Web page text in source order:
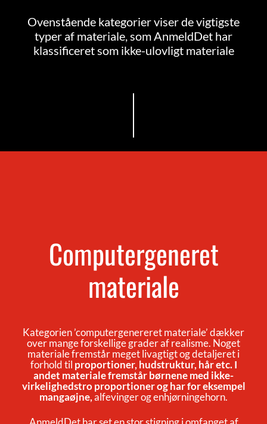
Ovenstående kategorier viser de vigtigste
typer af materiale, som AnmeldDet har
klassificeret som ikke-ulovligt materiale
Computergeneret
materiale
Kategorien ’computergenereret materiale’ dækker
over mange forskellige grader af realisme. Noget
materiale fremstår meget livagtigt og detaljeret i
forhold til proportioner, hudstruktur, hår etc. I
andet materiale fremstår børnene med ikke-
virkelighedstro proportioner og har for eksempel
mangaøjne,alfevinger og enhjørningehorn.